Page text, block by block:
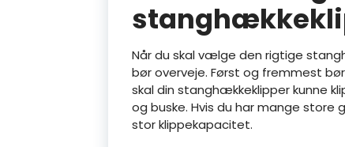
Når du skal vælge den rigtige
bør overveje. Først og fremmest
skal din stanghækkeklipper kunne
og buske. Hvis du har mange
stor klippekapacitet.